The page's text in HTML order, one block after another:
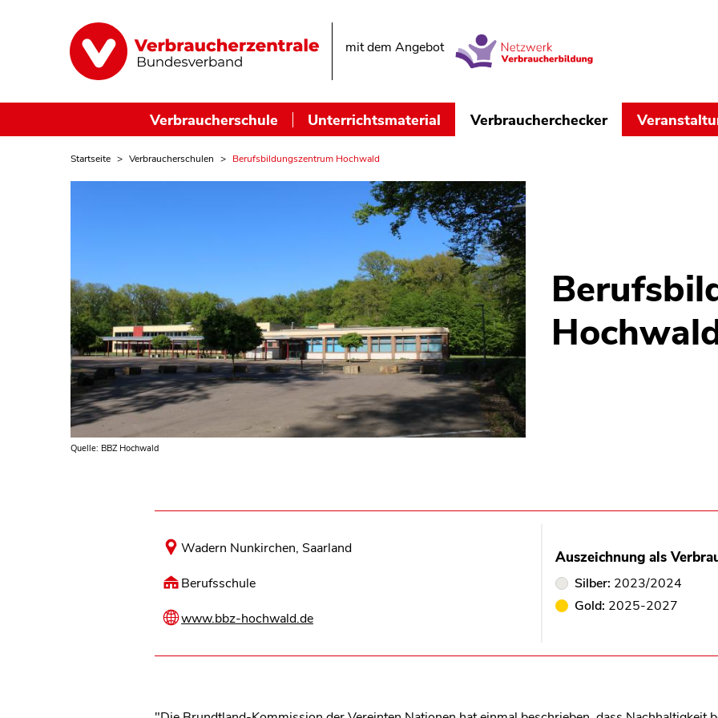
mit dem Angebot
Verbraucherschule Unterrichtsmaterial Verbraucherchecker
Startseite Verbraucherschulen Berufsbildungszentrum Hochwald
Quelle: BBZ Hochwald
Wadern Nunkirchen, Saarland
Berufsschule
www.bbz-hochwald.de
Auszeichnung als
Silber: 2023/2024
Gold: 2025-2027